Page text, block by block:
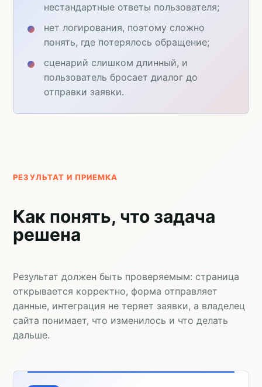
нестандартные ответы пользователя;
нет логирования, поэтому сложно
понять, где потерялось обращение;
сценарий слишком длинный, и
пользователь бросает диалог до
отправки заявки.
РЕЗУЛЬТАТ И ПРИЕМКА
Как понять, что задача
решена
Результат должен быть проверяемым: страница
открывается корректно, форма отправляет
данные, интеграция не теряет заявки, а владелец
сайта понимает, что изменилось и что делать
дальше.